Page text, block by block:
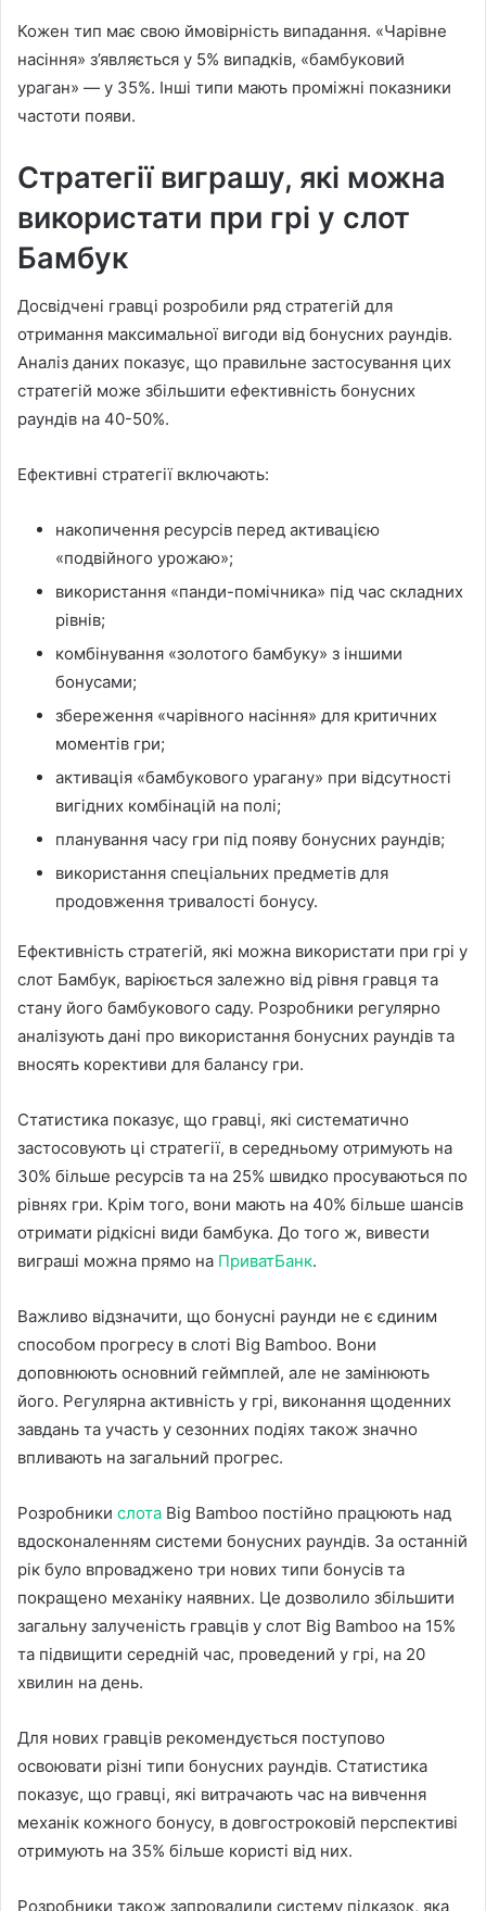
Кожен тип має свою ймовірність випадання. «Чарівне
насіння» з’являється у 5% випадків, «бамбуковий
ураган» — у 35%. Інші типи мають проміжні показники
частоти появи.
Стратегії виграшу, які можна
використати при грі у слот
Бамбук
Досвідчені гравці розробили ряд стратегій для
отримання максимальної вигоди від бонусних раундів.
Аналіз даних показує, що правильне застосування цих
стратегій може збільшити ефективність бонусних
раундів на 40-50%.
Ефективні стратегії включають:
накопичення ресурсів перед активацією
«подвійного урожаю»;
використання «панди-помічника» під час складних
рівнів;
комбінування «золотого бамбуку» з іншими
бонусами;
збереження «чарівного насіння» для критичних
моментів гри;
активація «бамбукового урагану» при відсутності
вигідних комбінацій на полі;
планування часу гри під появу бонусних раундів;
використання спеціальних предметів для
продовження тривалості бонусу.
Ефективність стратегій, які можна використати при грі у
слот Бамбук, варіюється залежно від рівня гравця та
стану його бамбукового саду. Розробники регулярно
аналізують дані про використання бонусних раундів та
вносять корективи для балансу гри.
Статистика показує, що гравці, які систематично
застосовують ці стратегії, в середньому отримують на
30% більше ресурсів та на 25% швидко просуваються по
рівнях гри. Крім того, вони мають на 40% більше шансів
отримати рідкісні види бамбука. До того ж, вивести
виграші можна прямо на ПриватБанк.
Важливо відзначити, що бонусні раунди не є єдиним
способом прогресу в слоті Big Bamboo. Вони
доповнюють основний геймплей, але не замінюють
його. Регулярна активність у грі, виконання щоденних
завдань та участь у сезонних подіях також значно
впливають на загальний прогрес.
Розробники слота Big Bamboo постійно працюють над
вдосконаленням системи бонусних раундів. За останній
рік було впроваджено три нових типи бонусів та
покращено механіку наявних. Це дозволило збільшити
загальну залученість гравців у слот Big Bamboo на 15%
та підвищити середній час, проведений у грі, на 20
хвилин на день.
Для нових гравців рекомендується поступово
освоювати різні типи бонусних раундів. Статистика
показує, що гравці, які витрачають час на вивчення
механік кожного бонусу, в довгостроковій перспективі
отримують на 35% більше користі від них.
Розробники також запровадили систему підказок, яка